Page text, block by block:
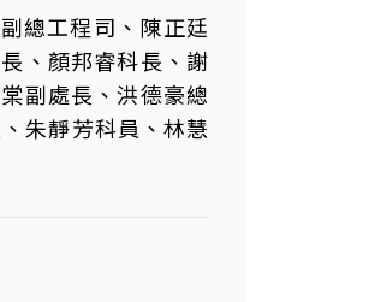
總工程司、陳正廷
、顏邦睿科長、謝
副處長、洪德豪總
朱靜芳科員、林慧